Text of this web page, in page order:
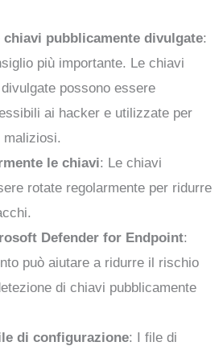
pubblicamente divulgate:
più importante. Le chiavi
possono essere
ai hacker e utilizzate per
maliziosi.
le chiavi: Le chiavi
rotate regolarmente per ridurre
Defender for Endpoint:
può aiutare a ridurre il rischio
di chiavi pubblicamente
di configurazione: I file di